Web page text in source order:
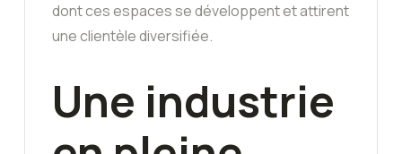
dont ces espaces se développent et attirent
une clientèle diversifiée.
Une industrie